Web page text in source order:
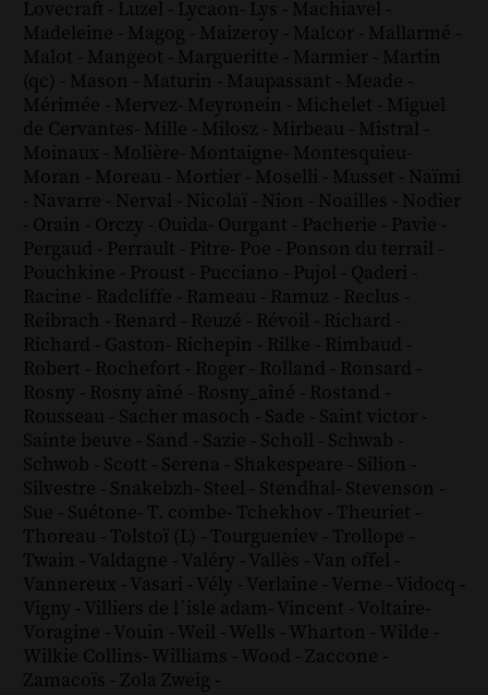
Lovecraft - Luzel - Lycaon- Lys - Machiavel -
Madeleine - Magog - Maizeroy - Malcor - Mallarmé -
Malot - Mangeot - Margueritte - Marmier - Martin
(qc) - Mason - Maturin - Maupassant - Meade -
Mérimée - Mervez- Meyronein - Michelet - Miguel
de Cervantes- Mille - Milosz - Mirbeau - Mistral -
Moinaux - Molière- Montaigne- Montesquieu-
Moran - Moreau - Mortier - Moselli - Musset - Naïmi
- Navarre - Nerval - Nicolaï - Nion - Noailles - Nodier
- Orain - Orczy - Ouida- Ourgant - Pacherie - Pavie -
Pergaud - Perrault - Pitre- Poe - Ponson du terrail -
Pouchkine - Proust - Pucciano - Pujol - Qaderi -
Racine - Radcliffe - Rameau - Ramuz - Reclus -
Reibrach - Renard - Reuzé - Révoil - Richard -
Richard - Gaston- Richepin - Rilke - Rimbaud -
Robert - Rochefort - Roger - Rolland - Ronsard -
Rosny - Rosny aîné - Rosny_aîné - Rostand -
Rousseau - Sacher masoch - Sade - Saint victor -
Sainte beuve - Sand - Sazie - Scholl - Schwab -
Schwob - Scott - Serena - Shakespeare - Silion -
Silvestre - Snakebzh- Steel - Stendhal- Stevenson -
Sue - Suétone- T. combe- Tchekhov - Theuriet -
Thoreau - Tolstoï (L) - Tourgueniev - Trollope -
Twain - Valdagne - Valéry - Vallès - Van offel -
Vannereux - Vasari - Vély - Verlaine - Verne - Vidocq -
Vigny - Villiers de l´isle adam- Vincent - Voltaire-
Voragine - Vouin - Weil - Wells - Wharton - Wilde -
Wilkie Collins- Williams - Wood - Zaccone -
Zamacoïs - Zola Zweig -